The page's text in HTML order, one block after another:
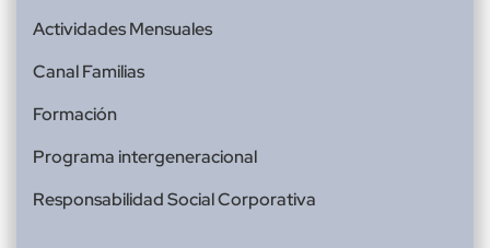
Actividades Mensuales
Canal Familias
Formación
Programa intergeneracional
Responsabilidad Social Corporativa